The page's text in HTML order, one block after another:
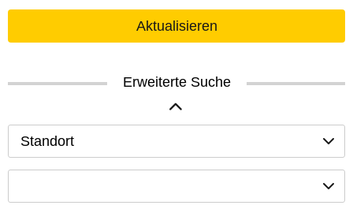
Aktualisieren
Erweiterte Suche
Standort